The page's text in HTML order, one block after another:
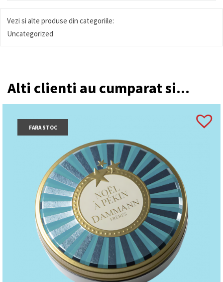
Vezi si alte produse din categoriile:
Uncategorized
Alti clienti au cumparat si...
FARA STOC